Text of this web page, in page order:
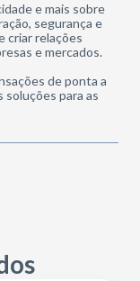
e mais sobre
segurança e
criar relações
e mercados.
de ponta a
soluções para as